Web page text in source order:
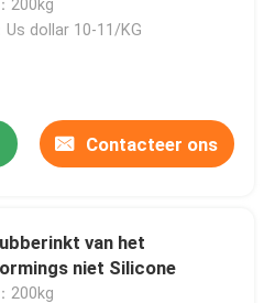
200kg
Us dollar 10-11/KG
Contacteer ons
van het
niet Silicone
200kg